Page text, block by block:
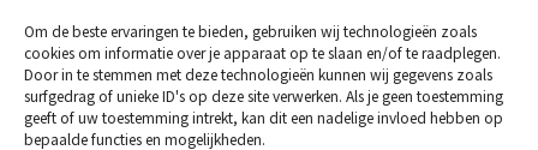
Om de beste ervaringen te bieden, gebruiken wij technologieën zoals
cookies om informatie over je apparaat op te slaan en/of te raadplegen.
Door in te stemmen met deze technologieën kunnen wij gegevens zoals
surfgedrag of unieke ID's op deze site verwerken. Als je geen toestemming
geeft of uw toestemming intrekt, kan dit een nadelige invloed hebben op
bepaalde functies en mogelijkheden.
Retourneren en klachtenregeling
Service & garantie
Veelgestelde vragen
Contact
Social Media